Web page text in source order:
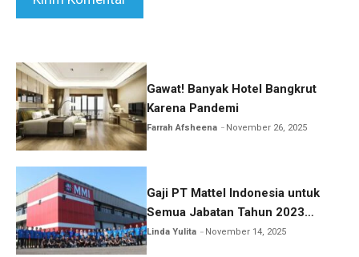
Gawat! Banyak Hotel Bangkrut
Karena Pandemi
Farrah Afsheena November 26, 2025
Gaji PT Mattel Indonesia untuk
Semua Jabatan Tahun 2023
Lengkap!
Linda Yulita November 14, 2025